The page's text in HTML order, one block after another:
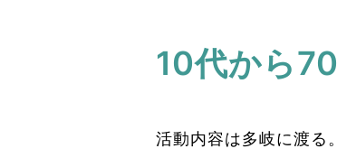
10代から
活動内容は多岐に渡る